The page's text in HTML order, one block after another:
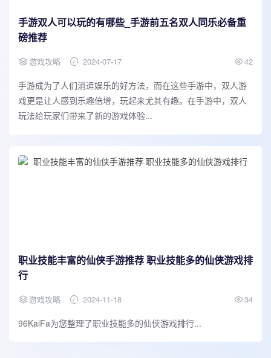
手游双人可以玩的有哪些_手游前五名双人同乐必备重
磅推荐
游戏攻略 2024-07-17 42
手游成为了人们消遣娱乐的好方法，而在这些手游中，双人游
戏更是让人感到乐趣倍增，玩起来尤其有趣。在手游中，双人
玩法给玩家们带来了新的游戏体验...
职业技能丰富的仙侠手游推荐 职业技能多的仙侠游戏排
行
游戏攻略 2024-11-18 34
96KaiFa为您整理了职业技能多的仙侠游戏排行...